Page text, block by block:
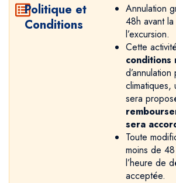
Politique et
Conditions
Annulation
48h avant
l’excursion.
Cette
conditions
climatiques,
sera
sera
Toute
moins de
l’heure de
acceptée.